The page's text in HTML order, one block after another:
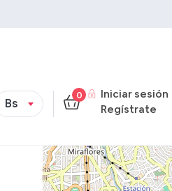
Bs
0
Iniciar sesión
Regístrate